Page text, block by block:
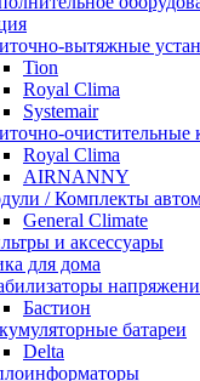
вытяжные
Tion
Royal Clima
Systemair
очистительные
Royal Clima
AIRNANNY
/ Комплекты
General Climate
и аксессуары
для дома
Бастион
батареи
Delta